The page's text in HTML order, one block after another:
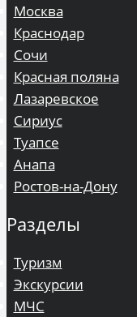
Москва
Краснодар
Сочи
Красная поляна
Лазаревское
Сириус
Туапсе
Анапа
Ростов-на-Дону
Разделы
Туризм
Экскурсии
МЧС